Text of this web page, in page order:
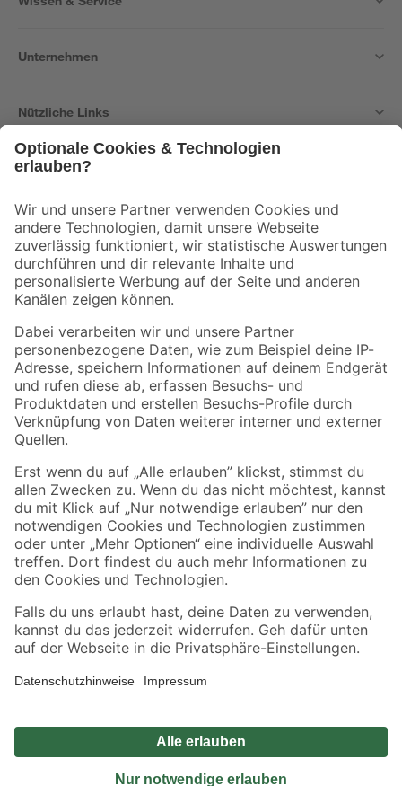
Unternehmen
Nützliche Links
Der toom Newsletter: Keine Angebote und Aktionen mehr verpassen!
Zur Newsletter Anmeldung
Folge uns
Zahlungsarten Versandarten
Sicher einkaufen
Jetzt die toom-App herunterladen
Alle Preisangaben in EUR inkl. gesetzl. MwSt.. Die dargestellten Angebote sind unter
Umständen nicht in allen Märkten verfügbar. Die angegebenen Verfügbarkeiten beziehen
Produkte nur solange der Vorrat reicht.
*Paketversand ab 59 € versandkostenfrei, gilt nicht für Artikel mit Speditionsversand, hier
Privatsphäre Impressum
Nutzungsbedingungen
Widerrufsrecht
Vertrag widerrufen